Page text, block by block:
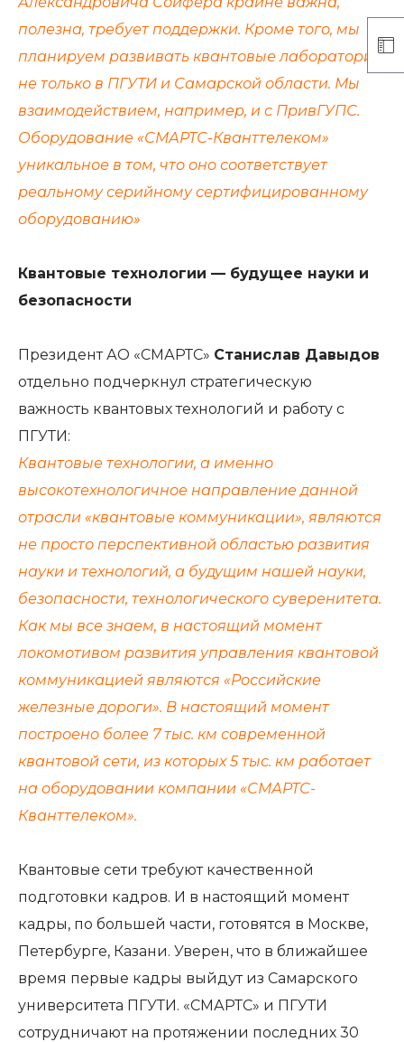
полезна, требует поддержки. Кроме того, мы
планируем развивать квантовые лаборатории
не только в ПГУТИ и Самарской области. Мы
взаимодействием, например, и с ПривГУПС.
Оборудование «СМАРТС-Кванттелеком»
уникальное в том, что оно соответствует
реальному серийному сертифицированному
оборудованию»
Квантовые технологии — будущее науки и
безопасности
Президент АО «СМАРТС» Станислав Давыдов
отдельно подчеркнул стратегическую
важность квантовых технологий и работу с
ПГУТИ:
Квантовые технологии, а именно
высокотехнологичное направление данной
отрасли «квантовые коммуникации», являются
не просто перспективной областью развития
науки и технологий, а будущим нашей науки,
безопасности, технологического суверенитета.
Как мы все знаем, в настоящий момент
локомотивом развития управления квантовой
коммуникацией являются «Российские
железные дороги». В настоящий момент
построено более 7 тыс. км современной
квантовой сети, из которых 5 тыс. км работает
на оборудовании компании «СМАРТС-
Кванттелеком».
Квантовые сети требуют качественной
подготовки кадров. И в настоящий момент
кадры, по большей части, готовятся в Москве,
Петербурге, Казани. Уверен, что в ближайшее
время первые кадры выйдут из Самарского
университета ПГУТИ. «СМАРТС» и ПГУТИ
сотрудничают на протяжении последних 30